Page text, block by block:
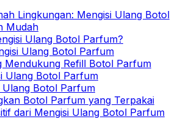
Lingkungan: Mengisi Ulang Botol
Mudah
Ulang Botol Parfum?
Ulang Botol Parfum
Mendukung Refill Botol Parfum
Ulang Botol Parfum
Ulang Botol Parfum
Botol Parfum yang Terpakai
dari Mengisi Ulang Botol Parfum